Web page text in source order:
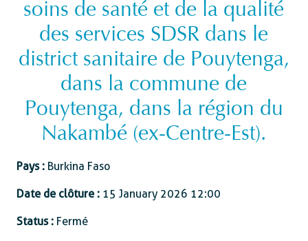
soins de santé et de la qualité
des services SDSR dans le
district sanitaire de Pouytenga,
dans la commune de
Pouytenga, dans la région du
Nakambé (ex-Centre-Est).
Pays : Burkina Faso
Date de clôture : 15 January 2026 12:00
Status : Fermé